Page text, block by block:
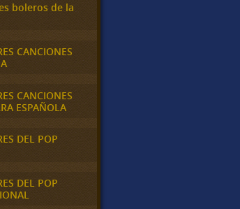
boleros de la
CANCIONES
CANCIONES
ESPAÑOLA
DEL POP
DEL POP